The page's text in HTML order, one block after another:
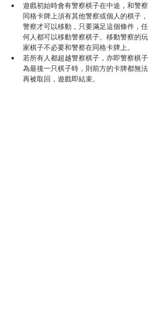
遊戲初始時會有警察棋子在中途，和警察
同格卡牌上須有其他警察或個人的棋子，
警察才可以移動，只要滿足這個條件，任
何人都可以移動警察棋子。移動警察的玩
家棋子不必要和警察在同格卡牌上。
若所有人都超越警察棋子，亦即警察棋子
為最後一只棋子時，則前方的卡牌都無法
再被取回，遊戲即結束。